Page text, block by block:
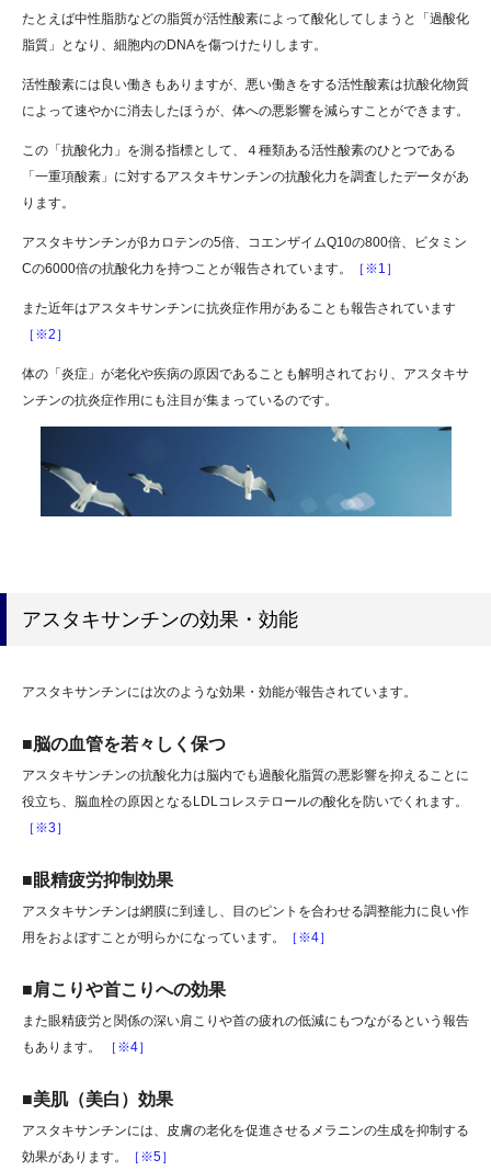
たとえば中性脂肪などの脂質が活性酸素によって酸化してしまうと「過酸化
脂質」となり、細胞内のDNAを傷つけたりします。
活性酸素には良い働きもありますが、悪い働きをする活性酸素は抗酸化物質
によって速やかに消去したほうが、体への悪影響を減らすことができます。
この「抗酸化力」を測る指標として、４種類ある活性酸素のひとつである
「一重項酸素」に対するアスタキサンチンの抗酸化力を調査したデータがあ
ります。
アスタキサンチンがβカロテンの5倍、コエンザイムQ10の800倍、ビタミン
Cの6000倍の抗酸化力を持つことが報告されています。
［※1］
また近年はアスタキサンチンに抗炎症作用があることも報告されています
［※2］
体の「炎症」が老化や疾病の原因であることも解明されており、アスタキサ
ンチンの抗炎症作用にも注目が集まっているのです。
アスタキサンチンの効果・効能
アスタキサンチンには次のような効果・効能が報告されています。
■脳の血管を若々しく保つ
アスタキサンチンの抗酸化力は脳内でも過酸化脂質の悪影響を抑えることに
役立ち、脳血栓の原因となるLDLコレステロールの酸化を防いでくれます。
［※3］
■眼精疲労抑制効果
アスタキサンチンは網膜に到達し、目のピントを合わせる調整能力に良い作
用をおよぼすことが明らかになっています。
［※4］
■肩こりや首こりへの効果
また眼精疲労と関係の深い肩こりや首の疲れの低減にもつながるという報告
もあります。
［※4］
■美肌（美白）効果
アスタキサンチンには、皮膚の老化を促進させるメラニンの生成を抑制する
効果があります。
［※5］